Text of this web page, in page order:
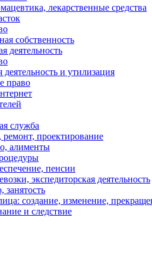
лекарственные средства
собственность
деятельность
и утилизация
право
служба
ремонт, проектирование
алименты
пенсии
экспедиторская деятельность
занятость
создание, изменение,
и следствие